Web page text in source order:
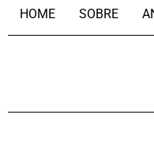
HOME SOBRE